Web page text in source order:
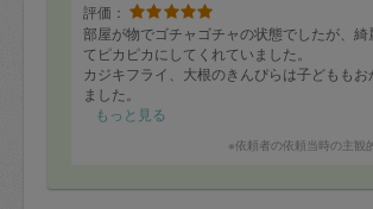
評価：
部屋が物でゴチャゴチャの状態でしたが、綺
てピカピカにしてくれていました。
カジキフライ、大根のきんぴらは子どももお
ました。
ありがとうございました！
もっと見る
※依頼者の依頼当時の主観